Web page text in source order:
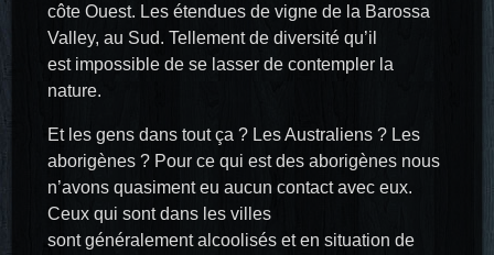
côte Ouest. Les étendues de vigne de la Barossa
Valley, au Sud. Tellement de diversité qu’il
est impossible de se lasser de contempler la
nature.
Et les gens dans tout ça ? Les Australiens ? Les
aborigènes ? Pour ce qui est des aborigènes nous
n’avons quasiment eu aucun contact avec eux.
Ceux qui sont dans les villes
sont généralement alcoolisés et en situation de